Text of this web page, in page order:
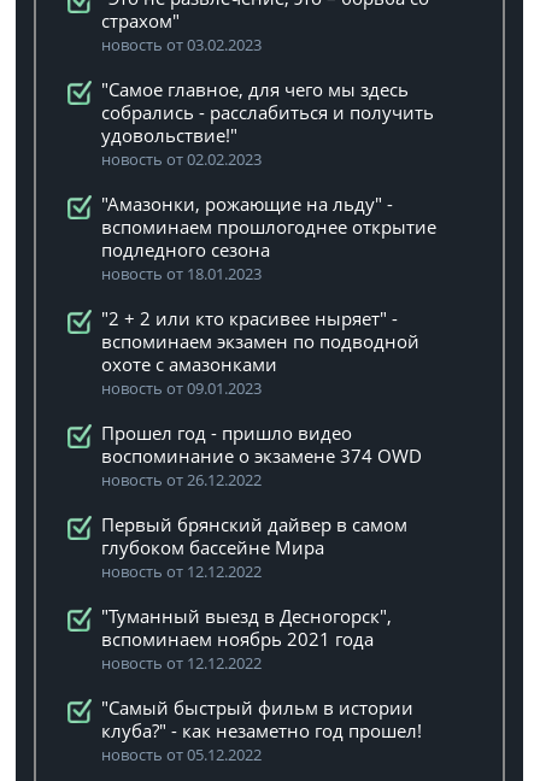
страхом"
новость от 03.02.2023
"Самое главное, для чего мы здесь
собрались - расслабиться и получить
удовольствие!"
новость от 02.02.2023
"Амазонки, рожающие на льду" -
вспоминаем прошлогоднее открытие
подледного сезона
новость от 18.01.2023
"2 + 2 или кто красивее ныряет" -
вспоминаем экзамен по подводной
охоте с амазонками
новость от 09.01.2023
Прошел год - пришло видео
воспоминание о экзамене 374 OWD
новость от 26.12.2022
Первый брянский дайвер в самом
глубоком бассейне Мира
новость от 12.12.2022
"Туманный выезд в Десногорск",
вспоминаем ноябрь 2021 года
новость от 12.12.2022
"Самый быстрый фильм в истории
клуба?" - как незаметно год прошел!
новость от 05.12.2022